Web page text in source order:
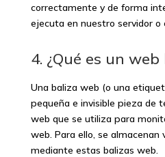
correctamente y de forma
ejecuta en nuestro servidor o
4. ¿Qué es un web
Una baliza web (o una
pequeña e invisible pieza de
web que se utiliza para
web. Para ello, se
mediante estas balizas web.